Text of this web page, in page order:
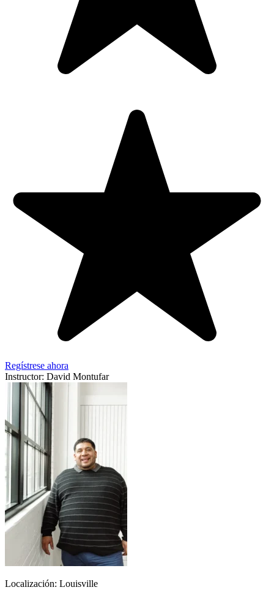
Regístrese ahora
Instructor: David Montufar
Localización: Louisville